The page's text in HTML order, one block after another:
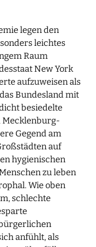
legen den
leichtes
Raum
New York
aufzuweisen als
Bundesland mit
besiedelte
Mecklenburg-
Gegend am
auf
hygienischen
zu leben
Wie oben
schlechte
anfühlt, als